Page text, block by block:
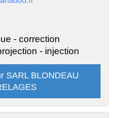
- correction
- injection
SARL BLONDEAU